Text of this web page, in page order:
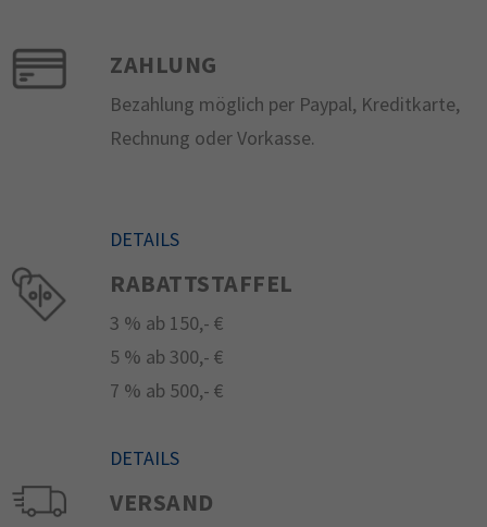
ZAHLUNG
Bezahlung möglich per Paypal, Kreditkarte,
Rechnung oder Vorkasse.
DETAILS
RABATTSTAFFEL
3 % ab 150,- €
5 % ab 300,- €
7 % ab 500,- €
DETAILS
VERSAND